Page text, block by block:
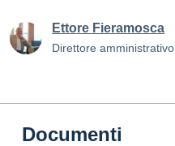
Ettore Fieramosca
Direttore amministrativo
Documenti